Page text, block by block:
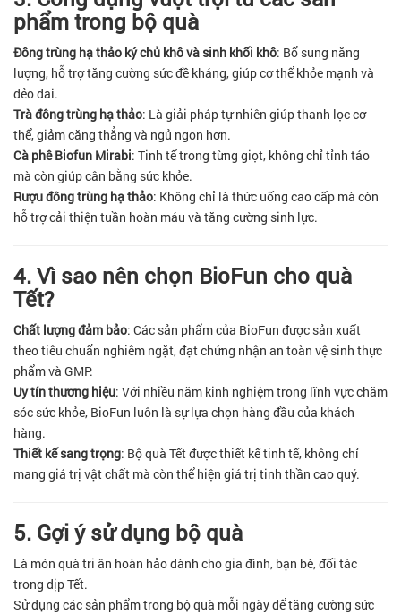
phẩm trong bộ quà
Đông trùng hạ thảo ký chủ khô và sinh khối khô: Bổ sung năng
lượng, hỗ trợ tăng cường sức đề kháng, giúp cơ thể khỏe mạnh và
dẻo dai.
Trà đông trùng hạ thảo: Là giải pháp tự nhiên giúp thanh lọc cơ
thể, giảm căng thẳng và ngủ ngon hơn.
Cà phê Biofun Mirabi: Tinh tế trong từng giọt, không chỉ tỉnh táo
mà còn giúp cân bằng sức khỏe.
Rượu đông trùng hạ thảo: Không chỉ là thức uống cao cấp mà còn
hỗ trợ cải thiện tuần hoàn máu và tăng cường sinh lực.
4. Vì sao nên chọn BioFun cho quà
Tết?
Chất lượng đảm bảo: Các sản phẩm của BioFun được sản xuất
theo tiêu chuẩn nghiêm ngặt, đạt chứng nhận an toàn vệ sinh thực
phẩm và GMP.
Uy tín thương hiệu: Với nhiều năm kinh nghiệm trong lĩnh vực chăm
sóc sức khỏe, BioFun luôn là sự lựa chọn hàng đầu của khách
hàng.
Thiết kế sang trọng: Bộ quà Tết được thiết kế tinh tế, không chỉ
mang giá trị vật chất mà còn thể hiện giá trị tinh thần cao quý.
5. Gợi ý sử dụng bộ quà
Là món quà tri ân hoàn hảo dành cho gia đình, bạn bè, đối tác
trong dịp Tết.
Sử dụng các sản phẩm trong bộ quà mỗi ngày để tăng cường sức